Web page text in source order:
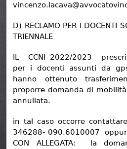
D) RECLAMO PER I DOCENTI
TRIENNALE
IL CCNI 2022/2023
per i docenti assunti da
hanno ottenuto
proporre domanda di
annullata.
in tal caso occorre
346288- 090.6010007
CON ALLEGATA: la